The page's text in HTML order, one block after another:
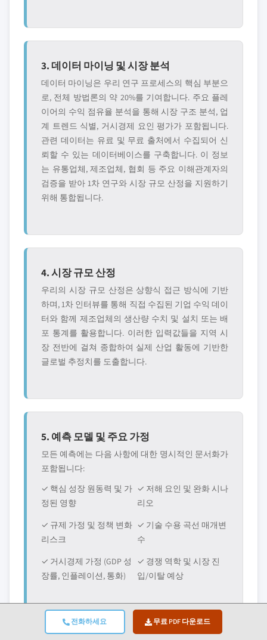
전화하세요 무료 PDF 다운로드
3. 데이터 마이닝 및 시장 분석
데이터 마이닝은 우리 연구 프로세스의 핵심 부분으
로, 전체 방법론의 약 20%를 기여합니다. 주요 플레
이어의 수익 점유율 분석을 통해 시장 구조 분석, 업
계 트렌드 식별, 거시경제 요인 평가가 포함됩니다.
관련 데이터는 유료 및 무료 출처에서 수집되어 신
뢰할 수 있는 데이터베이스를 구축합니다. 이 정보
는 유통업체, 제조업체, 협회 등 주요 이해관계자의
검증을 받아 1차 연구와 시장 규모 산정을 지원하기
위해 통합됩니다.
4. 시장 규모 산정
우리의 시장 규모 산정은 상향식 접근 방식에 기반
하며, 1차 인터뷰를 통해 직접 수집된 기업 수익 데이
터와 함께 제조업체의 생산량 수치 및 설치 또는 배
포 통계를 활용합니다. 이러한 입력값들을 지역 시
장 전반에 걸쳐 종합하여 실제 산업 활동에 기반한
글로벌 추정치를 도출합니다.
5. 예측 모델 및 주요 가정
모든 예측에는 다음 사항에 대한 명시적인 문서화가
포함됩니다:
✓ 핵심 성장 원동력 및 가
정된 영향
✓ 저해 요인 및 완화 시나
리오
✓ 규제 가정 및 정책 변화
리스크
✓ 기술 수용 곡선 매개변
수
✓ 거시경제 가정 (GDP 성
장률, 인플레이션, 통화)
✓ 경쟁 역학 및 시장 진
입/이탈 예상